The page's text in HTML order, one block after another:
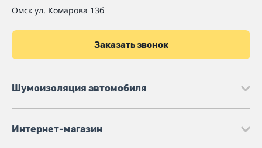
Омск ул. Комарова 13б
Заказать звонок
Шумоизоляция автомобиля
Интернет-магазин